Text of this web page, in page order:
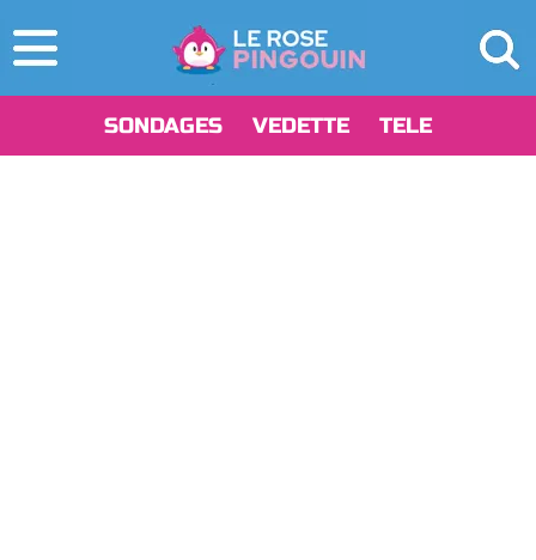
SONDAGES VEDETTE TELE